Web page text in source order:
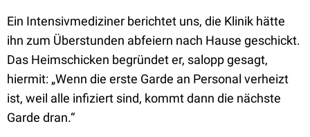
Ein Intensivmediziner berichtet uns, die Klinik hätte
ihn zum Überstunden abfeiern nach Hause geschickt.
Das Heimschicken begründet er, salopp gesagt,
hiermit: „Wenn die erste Garde an Personal verheizt
ist, weil alle infiziert sind, kommt dann die nächste
Garde dran.“